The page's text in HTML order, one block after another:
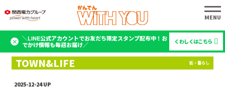
＼LINE公式アカウントでお友だち限定スタンプ配布中！お
でかけ情報も毎週お届け／
くわしくはこちら
2025-12-24